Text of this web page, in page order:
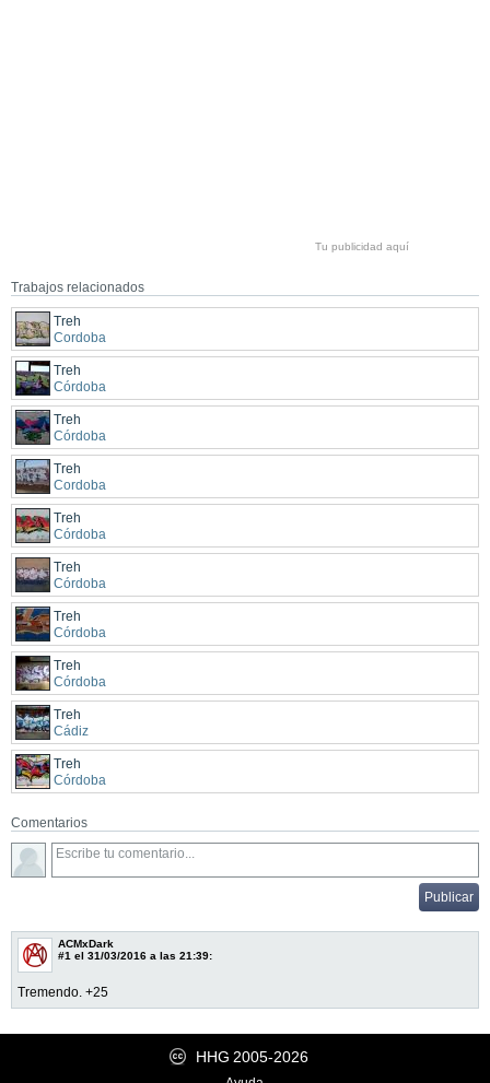
Tu publicidad aquí
Trabajos relacionados
Treh
Cordoba
Treh
Córdoba
Treh
Córdoba
Treh
Cordoba
Treh
Córdoba
Treh
Córdoba
Treh
Córdoba
Treh
Córdoba
Treh
Cádiz
Treh
Córdoba
Comentarios
ACMxDark
#1 el 31/03/2016 a las 21:39:
Tremendo. +25
HHG 2005-2026